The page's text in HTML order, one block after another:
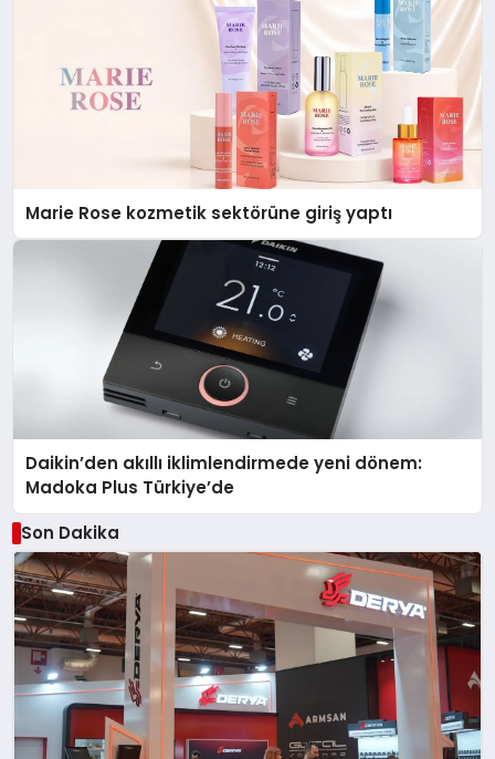
Marie Rose kozmetik sektörüne giriş yaptı
Daikin’den akıllı iklimlendirmede yeni dönem:
Madoka Plus Türkiye’de
Son Dakika